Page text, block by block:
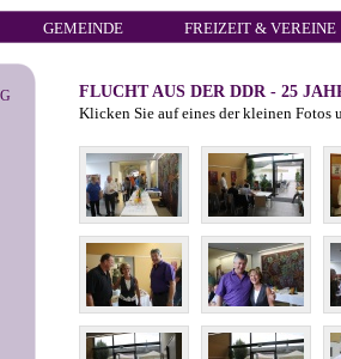
GEMEINDE FREIZEIT & VEREINE
FLUCHT AUS DER DDR - 25
Klicken Sie auf eines der kleinen Fotos